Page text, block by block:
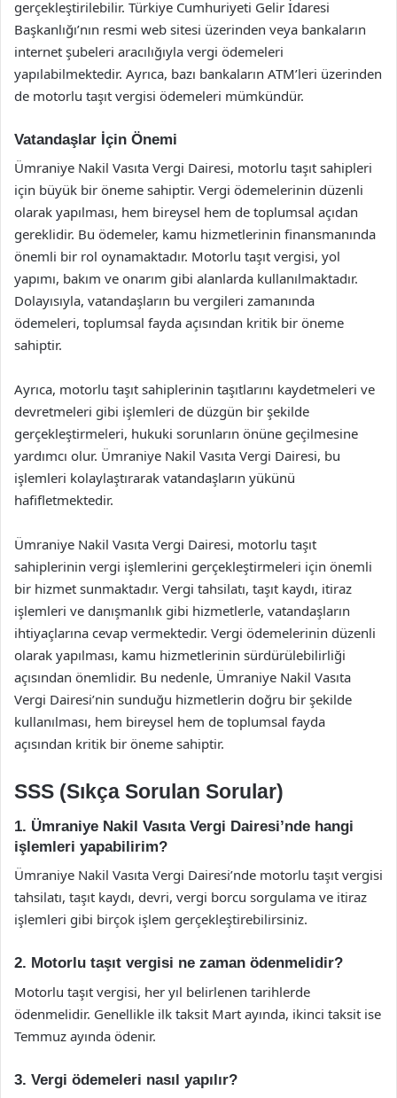
gerçekleştirilebilir. Türkiye Cumhuriyeti Gelir İdaresi
Başkanlığı’nın resmi web sitesi üzerinden veya bankaların
internet şubeleri aracılığıyla vergi ödemeleri
yapılabilmektedir. Ayrıca, bazı bankaların ATM’leri üzerinden
de motorlu taşıt vergisi ödemeleri mümkündür.
Vatandaşlar İçin Önemi
Ümraniye Nakil Vasıta Vergi Dairesi, motorlu taşıt sahipleri
için büyük bir öneme sahiptir. Vergi ödemelerinin düzenli
olarak yapılması, hem bireysel hem de toplumsal açıdan
gereklidir. Bu ödemeler, kamu hizmetlerinin finansmanında
önemli bir rol oynamaktadır. Motorlu taşıt vergisi, yol
yapımı, bakım ve onarım gibi alanlarda kullanılmaktadır.
Dolayısıyla, vatandaşların bu vergileri zamanında
ödemeleri, toplumsal fayda açısından kritik bir öneme
sahiptir.
Ayrıca, motorlu taşıt sahiplerinin taşıtlarını kaydetmeleri ve
devretmeleri gibi işlemleri de düzgün bir şekilde
gerçekleştirmeleri, hukuki sorunların önüne geçilmesine
yardımcı olur. Ümraniye Nakil Vasıta Vergi Dairesi, bu
işlemleri kolaylaştırarak vatandaşların yükünü
hafifletmektedir.
Ümraniye Nakil Vasıta Vergi Dairesi, motorlu taşıt
sahiplerinin vergi işlemlerini gerçekleştirmeleri için önemli
bir hizmet sunmaktadır. Vergi tahsilatı, taşıt kaydı, itiraz
işlemleri ve danışmanlık gibi hizmetlerle, vatandaşların
ihtiyaçlarına cevap vermektedir. Vergi ödemelerinin düzenli
olarak yapılması, kamu hizmetlerinin sürdürülebilirliği
açısından önemlidir. Bu nedenle, Ümraniye Nakil Vasıta
Vergi Dairesi’nin sunduğu hizmetlerin doğru bir şekilde
kullanılması, hem bireysel hem de toplumsal fayda
açısından kritik bir öneme sahiptir.
SSS (Sıkça Sorulan Sorular)
1. Ümraniye Nakil Vasıta Vergi Dairesi’nde hangi
işlemleri yapabilirim?
Ümraniye Nakil Vasıta Vergi Dairesi’nde motorlu taşıt vergisi
tahsilatı, taşıt kaydı, devri, vergi borcu sorgulama ve itiraz
işlemleri gibi birçok işlem gerçekleştirebilirsiniz.
2. Motorlu taşıt vergisi ne zaman ödenmelidir?
Motorlu taşıt vergisi, her yıl belirlenen tarihlerde
ödenmelidir. Genellikle ilk taksit Mart ayında, ikinci taksit ise
Temmuz ayında ödenir.
3. Vergi ödemeleri nasıl yapılır?